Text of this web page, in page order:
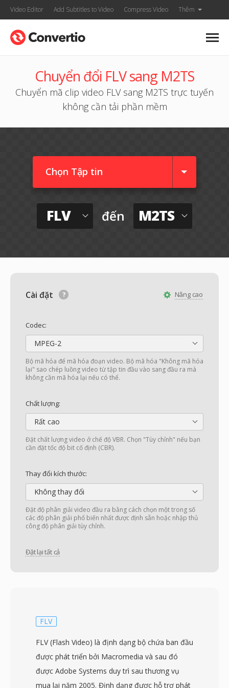
Video Editor Add Subtitles to Video Compress Video Thêm
Chuyển đổi FLV sang M2TS
Chuyển mã clip video FLV sang M2TS trực tuyến
không cần tải phần mềm
Chọn Tập tin
FLV đến M2TS
Nâng cao
Cài đặt
Codec:
MPEG-2
Bộ mã hóa để mã hóa đoạn video. Bộ mã hóa "Không mã hóa
lại" sao chép luồng video từ tập tin đầu vào sang đầu ra mà
không cần mã hóa lại nếu có thể.
Chất lượng:
Rất cao
Đặt chất lượng video ở chế độ VBR. Chọn "Tùy chỉnh" nếu bạn
cần đặt tốc độ bit cố định (CBR).
Thay đổi kích thước:
Không thay đổi
Đặt độ phân giải video đầu ra bằng cách chọn một trong số
các độ phân giải phổ biến nhất được định sẵn hoặc nhập thủ
công độ phân giải tùy chỉnh.
Đặt lại tất cả
FLV
FLV (Flash Video) là định dạng bộ chứa ban đầu
được phát triển bởi Macromedia và sau đó
được Adobe Systems duy trì sau thương vụ
mua lại năm 2005. Định dạng được hỗ trợ phát